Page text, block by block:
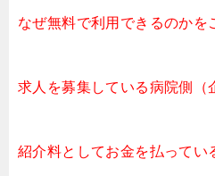
なぜ無料で利用できるのかを
求人を募集している病院側（
紹介料としてお金を払ってい